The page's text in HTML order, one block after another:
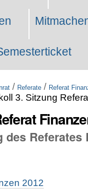
/ Referate / Referat
3. Sitzung
Referates
2012